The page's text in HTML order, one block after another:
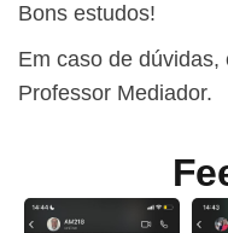
Bons estudos!
Em caso de
Professor Mediador.